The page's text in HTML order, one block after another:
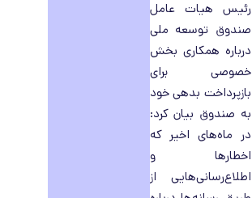
رئیس هیات عامل
صندوق توسعه ملی
درباره همکاری بخش
خصوصی برای
بازپرداخت بدهی خود
به صندوق بیان کرد:
در ماه‌های اخیر که
اخطارها و
اطلاع‌رسانی‌هایی از